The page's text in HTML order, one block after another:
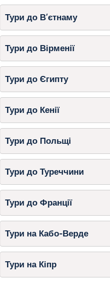
Тури до В’єтнаму
Тури до Вірменії
Тури до Єгипту
Тури до Кенії
Тури до Польщі
Тури до Туреччини
Тури до Франції
Тури на Кабо-Верде
Тури на Кіпр